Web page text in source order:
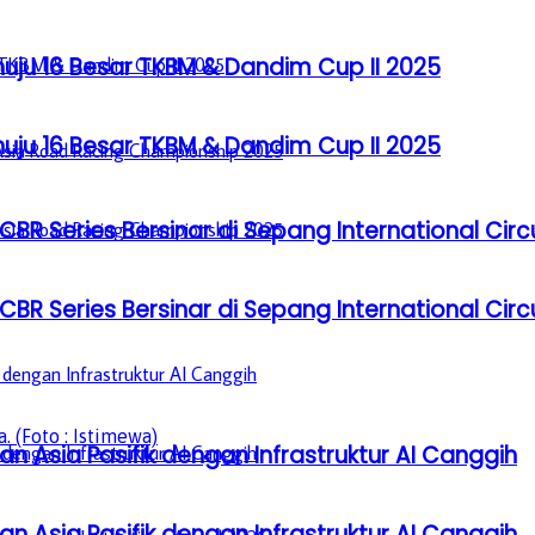
16 Besar TKBM & Dandim Cup II 2025
Series Bersinar di Sepang International
Asia Pasifik dengan Infrastruktur AI Canggih
16 Besar TKBM & Dandim Cup II 2025
Series Bersinar di Sepang International
(Foto : Istimewa)